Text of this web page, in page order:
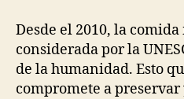
publicación
Desde el 2010, la
considerada por la
de la humanidad. Esto
compromete a